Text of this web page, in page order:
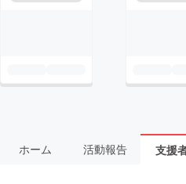
ホーム 活動報告 支援